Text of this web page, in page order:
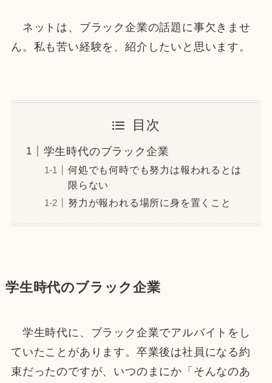
ネットは、ブラック企業の話題に事欠きませ
ん。私も苦い経験を、紹介したいと思います。
目次
学生時代のブラック企業
何処でも何時でも努力は報われるとは
限らない
努力が報われる場所に身を置くこと
学生時代のブラック企業
学生時代に、ブラック企業でアルバイトをし
ていたことがあります。卒業後は社員になる約
束だったのですが、いつのまにか「そんなのあ